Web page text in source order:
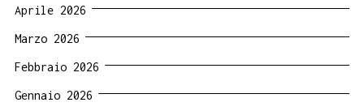
Aprile 2026
Marzo 2026
Febbraio 2026
Gennaio 2026